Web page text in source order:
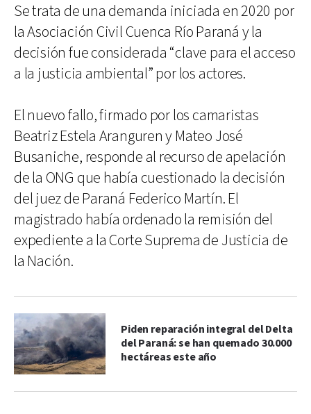
Se trata de una demanda iniciada en 2020 por
la Asociación Civil Cuenca Río Paraná y la
decisión fue considerada “clave para el acceso
a la justicia ambiental” por los actores.
El nuevo fallo, firmado por los camaristas
Beatriz Estela Aranguren y Mateo José
Busaniche, responde al recurso de apelación
de la ONG que había cuestionado la decisión
del juez de Paraná Federico Martín. El
magistrado había ordenado la remisión del
expediente a la Corte Suprema de Justicia de
la Nación.
Piden reparación integral del Delta
del Paraná: se han quemado 30.000
hectáreas este año